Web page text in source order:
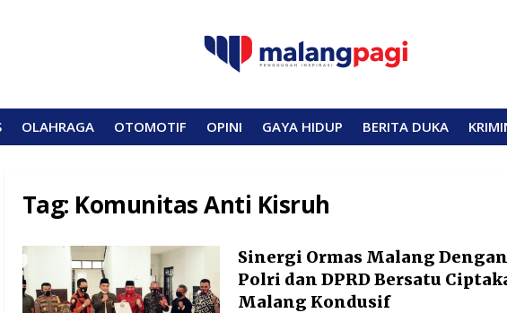
OLAHRAGA OTOMOTIF OPINI GAYA HIDUP BERITA DUKA
Tag: Komunitas Anti Kisruh
Sinergi Ormas Malang
Polri dan DPRD Bersatu
Malang Kondusif